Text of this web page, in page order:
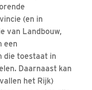
(en in
van Landbouw,
een
die toestaat in
Daarnaast kan
het Rijk)